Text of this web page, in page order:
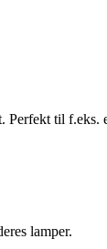
til f.eks.
lamper.